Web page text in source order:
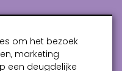
om het bezoek
marketing
een deugdelijke